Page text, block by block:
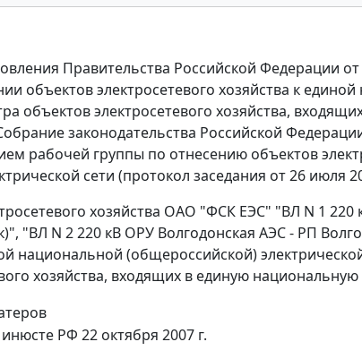
Правительства Российской Федерации
объектов электросетевого хозяйства к
объектов электросетевого хозяйства,
законодательства Российской
рабочей группы по отнесению объектов
сети (протокол заседания от 26 июля
хозяйства ОАО "ФСК ЕЭС" "ВЛ N 1
"ВЛ N 2 220 кВ ОРУ Волгодонская АЭС - РП
национальной (общероссийской)
хозяйства, входящих в единую
РФ 22 октября 2007 г.